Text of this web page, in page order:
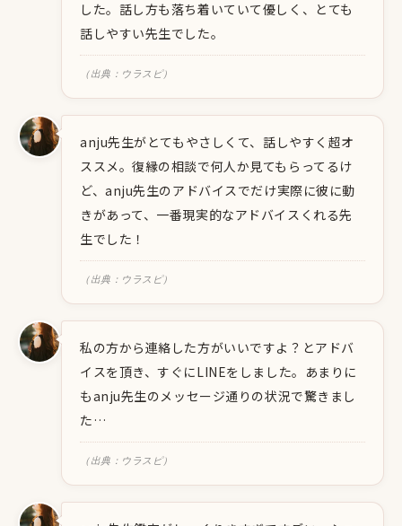
した。話し方も落ち着いていて優しく、とても
話しやすい先生でした。
（出典：ウラスピ）
anju先生がとてもやさしくて、話しやすく超オ
ススメ。復縁の相談で何人か見てもらってるけ
ど、anju先生のアドバイスでだけ実際に彼に動
きがあって、一番現実的なアドバイスくれる先
生でした！
（出典：ウラスピ）
私の方から連絡した方がいいですよ？とアドバ
イスを頂き、すぐにLINEをしました。あまりに
もanju先生のメッセージ通りの状況で驚きまし
た…
（出典：ウラスピ）